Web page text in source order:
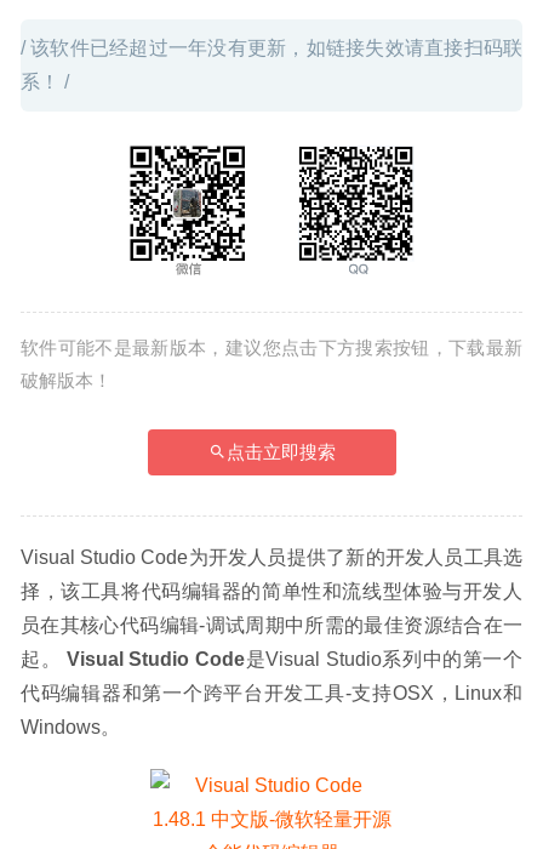
/ 该软件已经超过一年没有更新，如链接失效请直接扫码联
系！ /
软件可能不是最新版本，建议您点击下方搜索按钮，下载最新
破解版本！
点击立即搜索
Visual Studio Code为开发人员提供了新的开发人员工具选
择，该工具将代码编辑器的简单性和流线型体验与开发人
员在其核心代码编辑-调试周期中所需的最佳资源结合在一
起。 Visual Studio Code是Visual Studio系列中的第一个
代码编辑器和第一个跨平台开发工具-支持OSX，Linux和
Windows。